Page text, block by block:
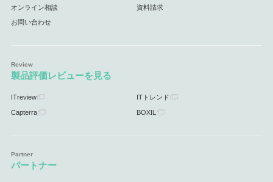
オンライン相談 資料請求
お問い合わせ
製品評価レビューを見る
ITreview ITトレンド
Capterra BOXIL
パートナー